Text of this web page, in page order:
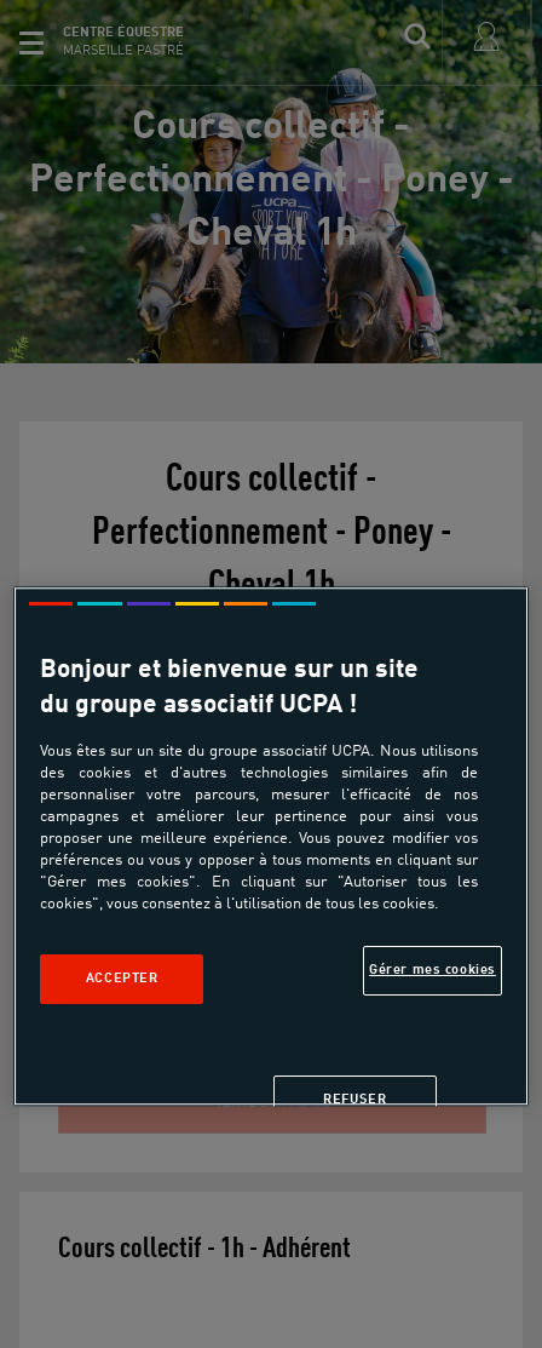
CENTRE ÉQUESTRE
MARSEILLE PASTRÉ
Cours collectif -
Perfectionnement - Poney -
Cheval 1h
Cours collectif -
Perfectionnement - Poney -
Cheval 1h
Bientôt disponible
Cours collectif Perfectionnement Poney
Cheval 1h
Cours collectif - 1H
VENTE SUR PLACE
Cours collectif - 1h - Adhérent
Bonjour et bienvenue sur un site
du groupe associatif UCPA !
Vous êtes sur un site du groupe associatif UCPA. Nous utilisons
des cookies et d'autres technologies similaires afin de
personnaliser votre parcours, mesurer l'efficacité de nos
campagnes et améliorer leur pertinence pour ainsi vous
proposer une meilleure expérience. Vous pouvez modifier vos
préférences ou vous y opposer à tous moments en cliquant sur
"Gérer mes cookies". En cliquant sur "Autoriser tous les
cookies", vous consentez à l'utilisation de tous les cookies.
Gérer mes cookies
REFUSER
ACCEPTER